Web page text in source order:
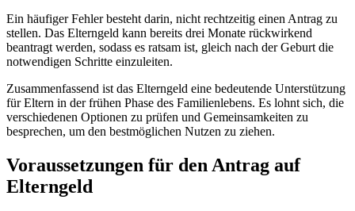
Ein häufiger Fehler besteht darin, nicht rechtzeitig einen Antrag zu
stellen. Das Elterngeld kann bereits drei Monate rückwirkend
beantragt werden, sodass es ratsam ist, gleich nach der Geburt die
notwendigen Schritte einzuleiten.
Zusammenfassend ist das Elterngeld eine bedeutende Unterstützung
für Eltern in der frühen Phase des Familienlebens. Es lohnt sich, die
verschiedenen Optionen zu prüfen und Gemeinsamkeiten zu
besprechen, um den bestmöglichen Nutzen zu ziehen.
Voraussetzungen für den Antrag auf
Elterngeld